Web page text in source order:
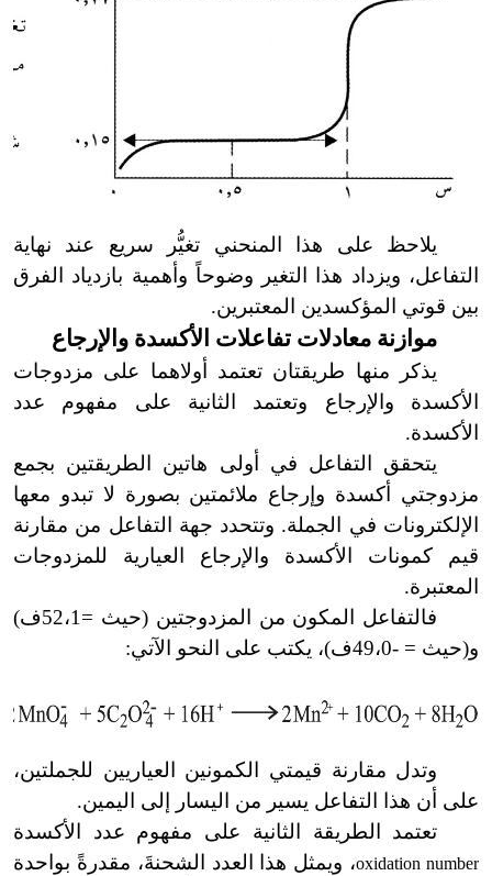
يلاحظ على هذا المنحني تغيُّر سريع عند نهاية
التفاعل، ويزداد هذا التغير وضوحاً وأهمية بازدياد الفرق
بين قوتي المؤكسدين المعتبرين.
موازنة معادلات تفاعلات الأكسدة والإرجاع
يذكر منها طريقتان تعتمد أولاهما على مزدوجات
الأكسدة والإرجاع وتعتمد الثانية على مفهوم عدد
الأكسدة.
يتحقق التفاعل في أولى هاتين الطريقتين بجمع
مزدوجتي أكسدة وإرجاع ملائمتين بصورة لا تبدو معها
الإلكترونات في الجملة. وتتحدد جهة التفاعل من مقارنة
قيم كمونات الأكسدة والإرجاع العيارية للمزدوجات
المعتبرة.
فالتفاعل المكون من المزدوجتين (حيث =52،1ف)
و(حيث = -49،0ف)، يكتب على النحو الآتي:
وتدل مقارنة قيمتي الكمونين العياريين للجملتين،
على أن هذا التفاعل يسير من اليسار إلى اليمين.
تعتمد الطريقة الثانية على مفهوم عدد الأكسدة
oxidation number، ويمثل هذا العدد الشحنةَ، مقدرةً بواحدة